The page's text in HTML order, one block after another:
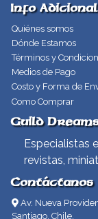
Info Adicional
Quiénes somos
Dónde Estamos
Términos y
Medios de Pago
Costo y Forma de
Como Comprar
Guild
Especialistas
revistas,
Contáctanos
Av. Nueva
Santiago, Chile.